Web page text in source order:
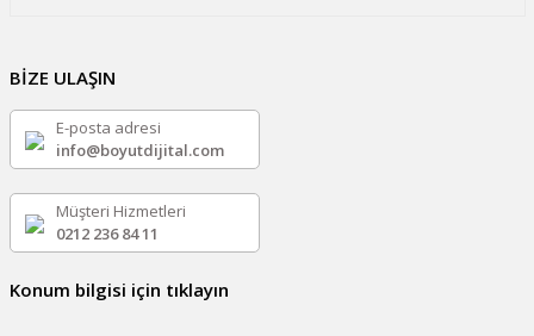
BİZE ULAŞIN
E-posta adresi
info@boyutdijital.com
Müşteri Hizmetleri
0212 236 84 11
Konum bilgisi için tıklayın